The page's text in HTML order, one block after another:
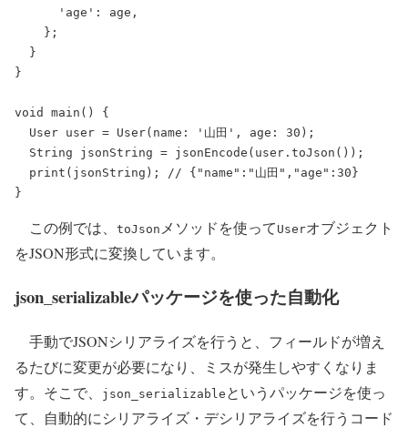
'age' : age,
    };
  }
}
void main () {
User user = User(name: '山田' , age: 30 );
String jsonString = jsonEncode (user. toJson ());
print (jsonString);
// {"name":"山田","age":30}
}
この例では、 toJson メソッドを使って Userオブジェクト
をJSON形式に変換しています。
json_serializableパッケージを使った自動化
手動でJSONシリアライズを行うと、フィールドが増え
るたびに変更が必要になり、ミスが発生しやすくなりま
す。そこで、
json_serializable というパッケージを使っ
て、自動的にシリアライズ・デシリアライズを行うコード